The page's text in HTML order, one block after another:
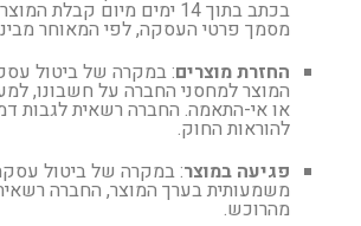
בכתב בתוך 14 ימים מיום
מסמך פרטי העסקה, לפי המאוחר
החזרת מוצרים: במקרה של ביטול
המוצר למחסני החברה על חשבונו,
או אי-התאמה. החברה רשאית לגבות
להוראות החוק.
פגיעה במוצר: במקרה של ביטול
משמעותית בערך המוצר, החברה
מהרוכש.